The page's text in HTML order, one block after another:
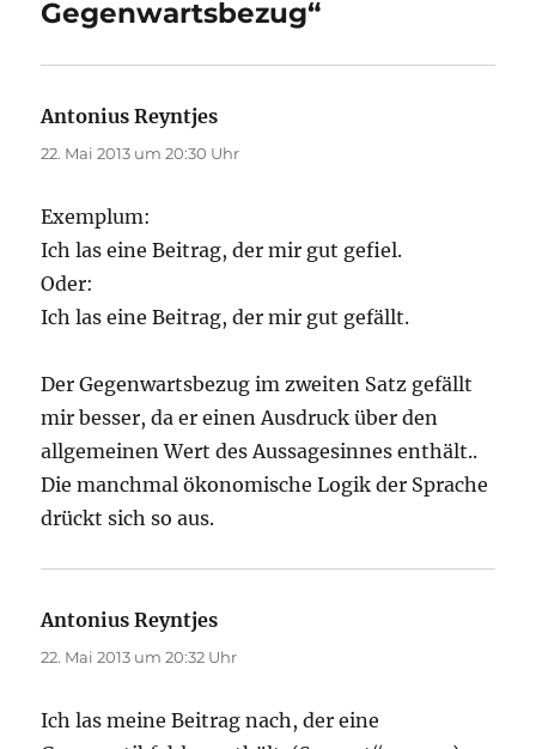
Gegenwartsbezug“
Antonius Reyntjes
22. Mai 2013 um 20:30 Uhr
Exemplum:
Ich las eine Beitrag, der mir gut gefiel.
Oder:
Ich las eine Beitrag, der mir gut gefällt.
Der Gegenwartsbezug im zweiten Satz gefällt
mir besser, da er einen Ausdruck über den
allgemeinen Wert des Aussagesinnes enthält..
Die manchmal ökonomische Logik der Sprache
drückt sich so aus.
Antonius Reyntjes
22. Mai 2013 um 20:32 Uhr
Ich las meine Beitrag nach, der eine